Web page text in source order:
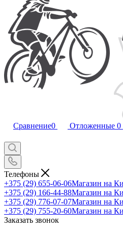
Сравнение0 Отложенные 0
Телефоны
+375 (29) 655-06-06Магазин на
+375 (29) 166-44-88Магазин на
+375 (29) 776-07-07Магазин на
+375 (29) 755-20-60Магазин на
Заказать звонок